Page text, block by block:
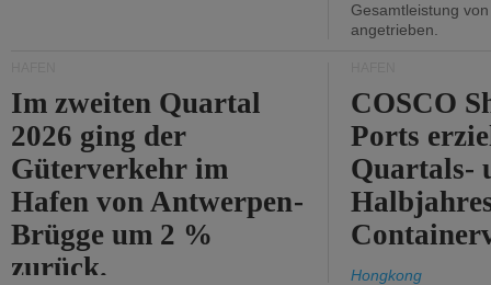
Gesamtleistung
angetrieben.
Im zweiten Quartal
2026 ging der
Güterverkehr im
Hafen von Antwerpen-
Brügge um 2 %
zurück.
COSCO
Ports
Quartals-
Hongkong